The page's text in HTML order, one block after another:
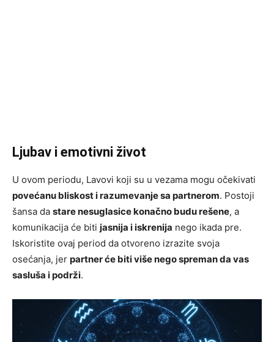
Ljubav i emotivni život
U ovom periodu, Lavovi koji su u vezama mogu očekivati
povećanu bliskost i razumevanje sa partnerom. Postoji
šansa da stare nesuglasice konačno budu rešene, a
komunikacija će biti jasnija i iskrenija nego ikada pre.
Iskoristite ovaj period da otvoreno izrazite svoja
osećanja, jer partner će biti više nego spreman da vas
sasluša i podrži.